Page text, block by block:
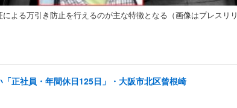
よる万引き防止を行えるのが主な特徴となる（画像はプレスリリ
正社員・年間休日125日」・大阪市北区曾根崎